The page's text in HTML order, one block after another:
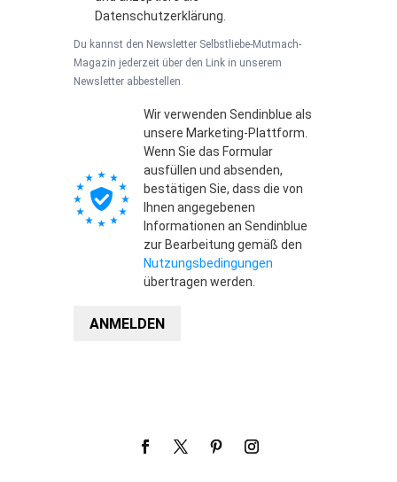
Datenschutzerklärung.
Du kannst den Newsletter Selbstliebe-Mutmach-
Magazin jederzeit über den Link in unserem
Newsletter abbestellen.
Wir verwenden Sendinblue als
unsere Marketing-Plattform.
Wenn Sie das Formular
ausfüllen und absenden,
bestätigen Sie, dass die von
Ihnen angegebenen
Informationen an Sendinblue
zur Bearbeitung gemäß den
Nutzungsbedingungen
übertragen werden.
ANMELDEN